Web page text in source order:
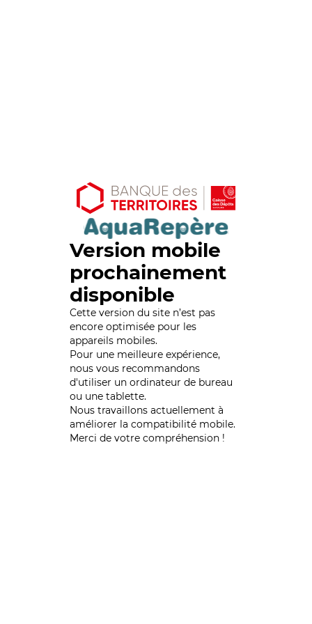
Version mobile
prochainement
disponible
Cette version du site n’est pas
encore optimisée pour les
appareils mobiles.
Pour une meilleure expérience,
nous vous recommandons
d'utiliser un ordinateur de bureau
ou une tablette.
Nous travaillons actuellement à
améliorer la compatibilité mobile.
Merci de votre compréhension !